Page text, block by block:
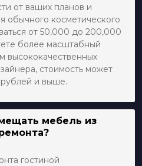
от ваших планов и
обычного косметического
от 50,000 до 200,000
более масштабный
высококачественных
стоимость может
и выше.
мебель из
гостиной